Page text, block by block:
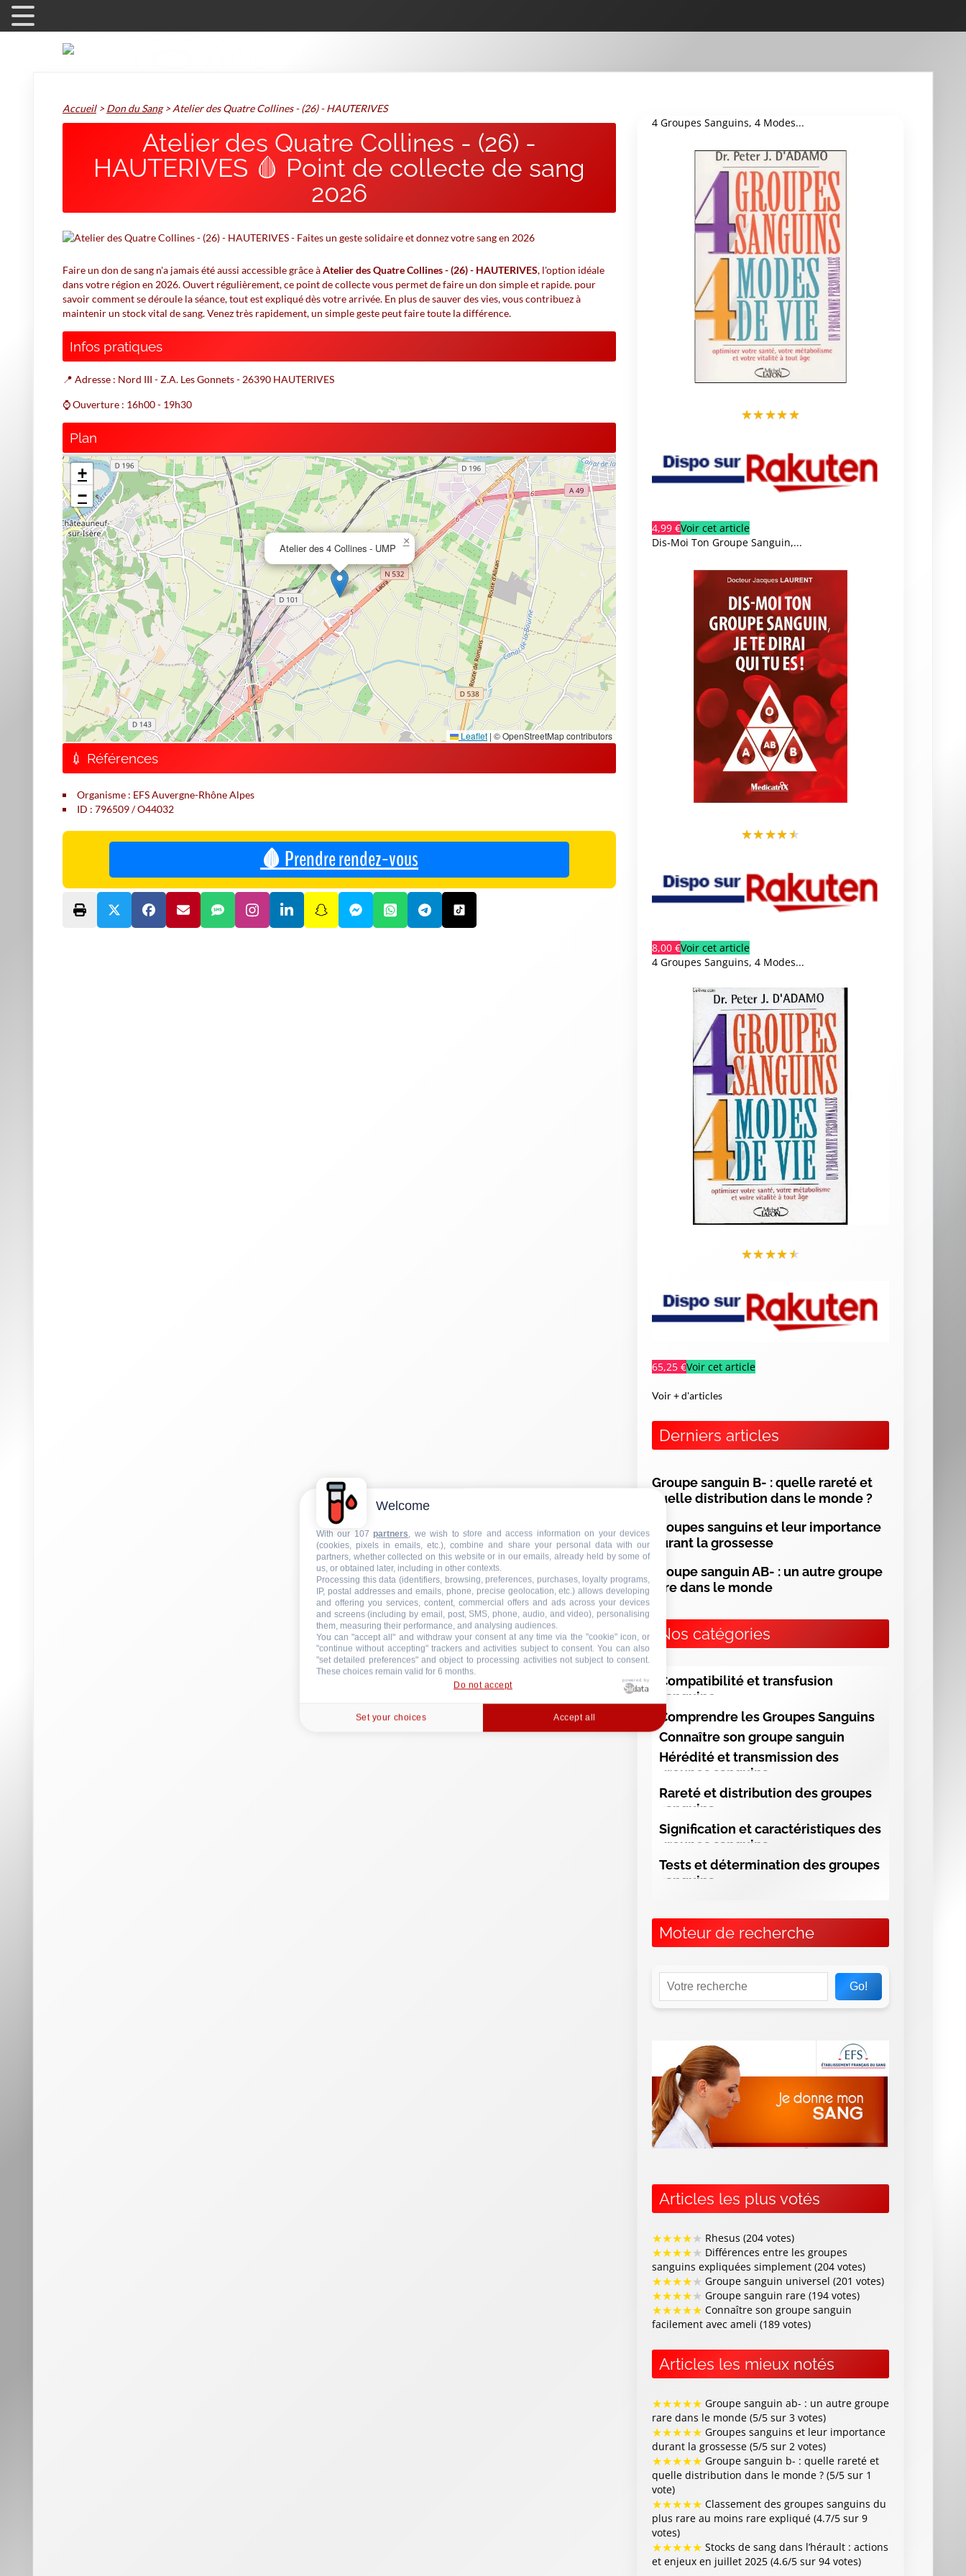
Accueil>Don du Sang>Atelier des Quatre Collines - (26) - HAUTERIVES
Atelier des Quatre Collines - (26) -
HAUTERIVES 🩸 Point de collecte de sang
2026
Faire un don de sang n'a jamais été aussi accessible grâce àAtelier des Quatre Collines - (26) - HAUTERIVES, l'option idéale
dans votre région en 2026. Ouvert régulièrement, ce point de collecte vous permet de faire un don simple et rapide. pour
savoir comment se déroule la séance, tout est expliqué dès votre arrivée. En plus de sauver des vies, vous contribuez à
maintenir un stock vital de sang. Venez très rapidement, un simple geste peut faire toute la différence.
Infos pratiques
📍 Adresse : Nord III - Z.A. Les Gonnets - 26390 HAUTERIVES
⌚ Ouverture : 16h00 - 19h30
Plan
Atelier des 4 Collines - UMP
×
+
−
Leaflet | © OpenStreetMap contributors
💉 Références
Organisme : EFS Auvergne-Rhône Alpes
ID : 796509 / O44032
🩸 Prendre rendez-vous
4 Groupes Sanguins, 4 Modes...
★★★★★
4,99 €Voir cet article
Dis-Moi Ton Groupe Sanguin,...
★★★★★
8,00 €Voir cet article
4 Groupes Sanguins, 4 Modes...
★★★★★
65,25 €Voir cet article
Voir + d'articles
Derniers articles
Groupe sanguin B- : quelle rareté et
quelle distribution dans le monde ?
Groupes sanguins et leur importance
durant la grossesse
Groupe sanguin AB- : un autre groupe
rare dans le monde
Nos catégories
Compatibilité et transfusion
sanguine
Comprendre les Groupes Sanguins
Connaître son groupe sanguin
Hérédité et transmission des
groupes sanguins
Rareté et distribution des groupes
sanguins
Signification et caractéristiques des
groupes sanguins
Tests et détermination des groupes
sanguins
Moteur de recherche
Go!
Articles les plus votés
★★★★★ Rhesus (204 votes)
★★★★★ Différences entre les groupes
sanguins expliquées simplement (204 votes)
★★★★★ Groupe sanguin universel (201 votes)
★★★★★ Groupe sanguin rare (194 votes)
★★★★★ Connaître son groupe sanguin
facilement avec ameli (189 votes)
Articles les mieux notés
★★★★★ Groupe sanguin ab- : un autre groupe
rare dans le monde (5/5 sur 3 votes)
★★★★★ Groupes sanguins et leur importance
durant la grossesse (5/5 sur 2 votes)
★★★★★ Groupe sanguin b- : quelle rareté et
quelle distribution dans le monde ? (5/5 sur 1
vote)
★★★★★ Classement des groupes sanguins du
plus rare au moins rare expliqué (4.7/5 sur 9
votes)
★★★★★ Stocks de sang dans l’hérault : actions
et enjeux en juillet 2025 (4.6/5 sur 94 votes)
Welcome
With our 107 partners , we wish to store and access information on your devices
(cookies, pixels in emails, etc.), combine and share your personal data with our
partners, whether collected on this website or in our emails, already held by some of
us, or obtained later, including in other contexts.
Processing this data (identifiers, browsing, preferences, purchases, loyalty programs,
IP, postal addresses and emails, phone, precise geolocation, etc.) allows developing
and offering you services, content, commercial offers and ads across your devices
and screens (including by email, post, SMS, phone, audio, and video), personalising
them, measuring their performance, and analysing audiences.
You can "accept all" and withdraw your consent at any time via the "cookie" icon, or
"continue without accepting" trackers and activities subject to consent. You can also
"set detailed preferences" and object to processing activities not subject to consent.
These choices remain valid for 6 months.
Do not accept
powered by
Set your choices Accept all